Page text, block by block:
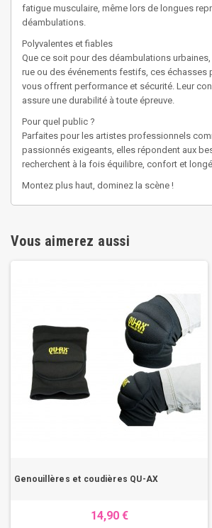
fatigue musculaire, même lors de longues
déambulations.
Polyvalentes et fiables
Que ce soit pour des déambulations
rue ou des événements festifs, ces échasses
vous offrent performance et sécurité. Leur
assure une durabilité à toute épreuve.
Pour quel public ?
Parfaites pour les artistes professionnels
passionnés exigeants, elles répondent aux
recherchent à la fois équilibre, confort et
Montez plus haut, dominez la scène !
Vous aimerez aussi
Genouillères et coudières QU-AX
14,90 €